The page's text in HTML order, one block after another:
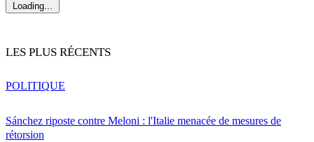
Loading...
LES PLUS RÉCENTS
Sánchez riposte contre Meloni : l'Italie menacée de mesures de
rétorsion
POLITIQUE